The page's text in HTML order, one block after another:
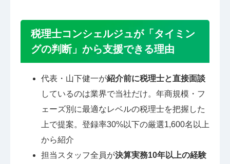
税理士コンシェルジュが「タイミン
グの判断」から支援できる理由
代表・山下健一が紹介前に税理士と直接面談
しているのは業界で当社だけ。年商規模・フ
ェーズ別に最適なレベルの税理士を把握した
上で提案。登録率30%以下の厳選1,600名以上
から紹介
担当スタッフ全員が決算実務10年以上の経験